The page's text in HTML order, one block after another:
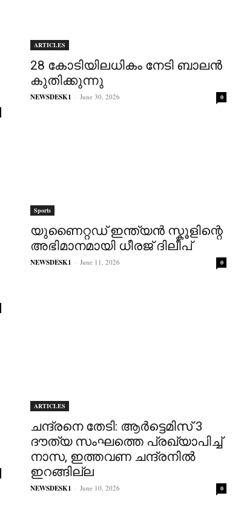
ARTICLES
28 കോടിയിലധികം നേടി ബാലന്‍
കുതിക്കുന്നു
NEWSDESK1 - June 30, 2026 0
Sports
യുണൈറ്റഡ് ഇന്ത്യൻ സ്കൂളിന്റെ
അഭിമാനമായി ധീരജ് ദിലീപ്
NEWSDESK1 - June 11, 2026 0
ARTICLES
ചന്ദ്രനെ തേടി: ആർട്ടെമിസ് 3
ദൗത്യ സംഘത്തെ പ്രഖ്യാപിച്ച്
നാസ, ഇത്തവണ ചന്ദ്രനിൽ
ഇറങ്ങില്ല
NEWSDESK1 - June 10, 2026 0